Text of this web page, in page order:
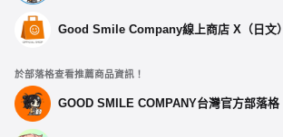
Good Smile Company線上商店 X（日文）
於部落格查看推薦商品資訊！
GOOD SMILE COMPANY台灣官方部落格